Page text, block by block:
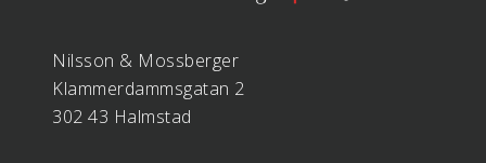
Nilsson & Mossberger
Klammerdammsgatan 2
302 43 Halmstad